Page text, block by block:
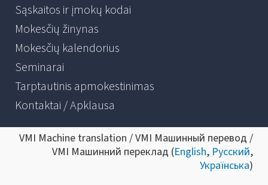
Sąskaitos ir įmokų kodai
Mokesčių žinynas
Mokesčių kalendorius
Seminarai
Tarptautinis apmokestinimas
Kontaktai / Apklausa
VMI Machine translation / VMI Машинный перевод /
VMI Машинний переклад (English, Русский,
Українська)